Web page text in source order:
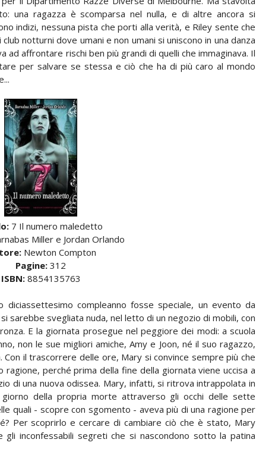
una ragazza è scomparsa nel nulla, e di altre ancora si
indizi, nessuna pista che porti alla verità, e Riley sente che
notturni dove umani e non umani si uniscono in una danza
ad affrontare rischi ben più grandi di quelli che immaginava. Il
per salvare se stessa e ciò che ha di più caro al mondo
7 Il numero maledetto
Miller e Jordan Orlando
Newton Compton
Pagine: 312
ISBN:8854135763
diciassettesimo compleanno fosse speciale, un evento da
sarebbe svegliata nuda, nel letto di un negozio di mobili, con
E la giornata prosegue nel peggiore dei modi: a scuola
non le sue migliori amiche, Amy e Joon, né il suo ragazzo,
Con il trascorrere delle ore, Mary si convince sempre più che
ragione, perché prima della fine della giornata viene uccisa a
di una nuova odissea. Mary, infatti, si ritrova intrappolata in
della propria morte attraverso gli occhi delle sette
quali - scopre con sgomento - aveva più di una ragione per
Per scoprirlo e cercare di cambiare ciò che è stato, Mary
inconfessabili segreti che si nascondono sotto la patina